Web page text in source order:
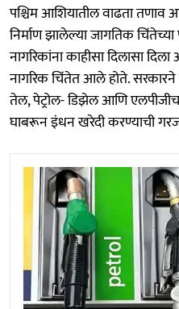
पश्चिम आशियातील वाढता तणाव
निर्माण झालेल्या जागतिक
नागरिकांना काहीसा दिलासा
नागरिक चिंतेत आले होते.
तेल, पेट्रोल- डिझेल आणि
घाबरून इंधन खरेदी करण्याची